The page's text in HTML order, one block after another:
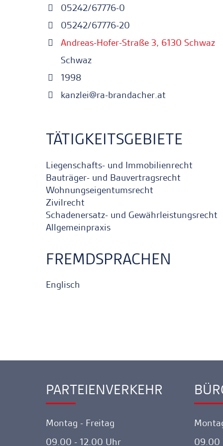
05242/67776-0
05242/67776-20
Andreas-Hofer-Straße 3, 6130 Schwaz
Schwaz
1998
kanzlei@ra-brandacher.at
TÄTIGKEITSGEBIETE
Liegenschafts- und Immobilienrecht
Bauträger- und Bauvertragsrecht
Wohnungseigentumsrecht
Zivilrecht
Schadenersatz- und Gewährleistungsrecht
Allgemeinpraxis
FREMDSPRACHEN
Englisch
Ankerlink
PARTEIENVERKEHR
Montag - Freitag
09.00 - 12.00 Uhr
09.00